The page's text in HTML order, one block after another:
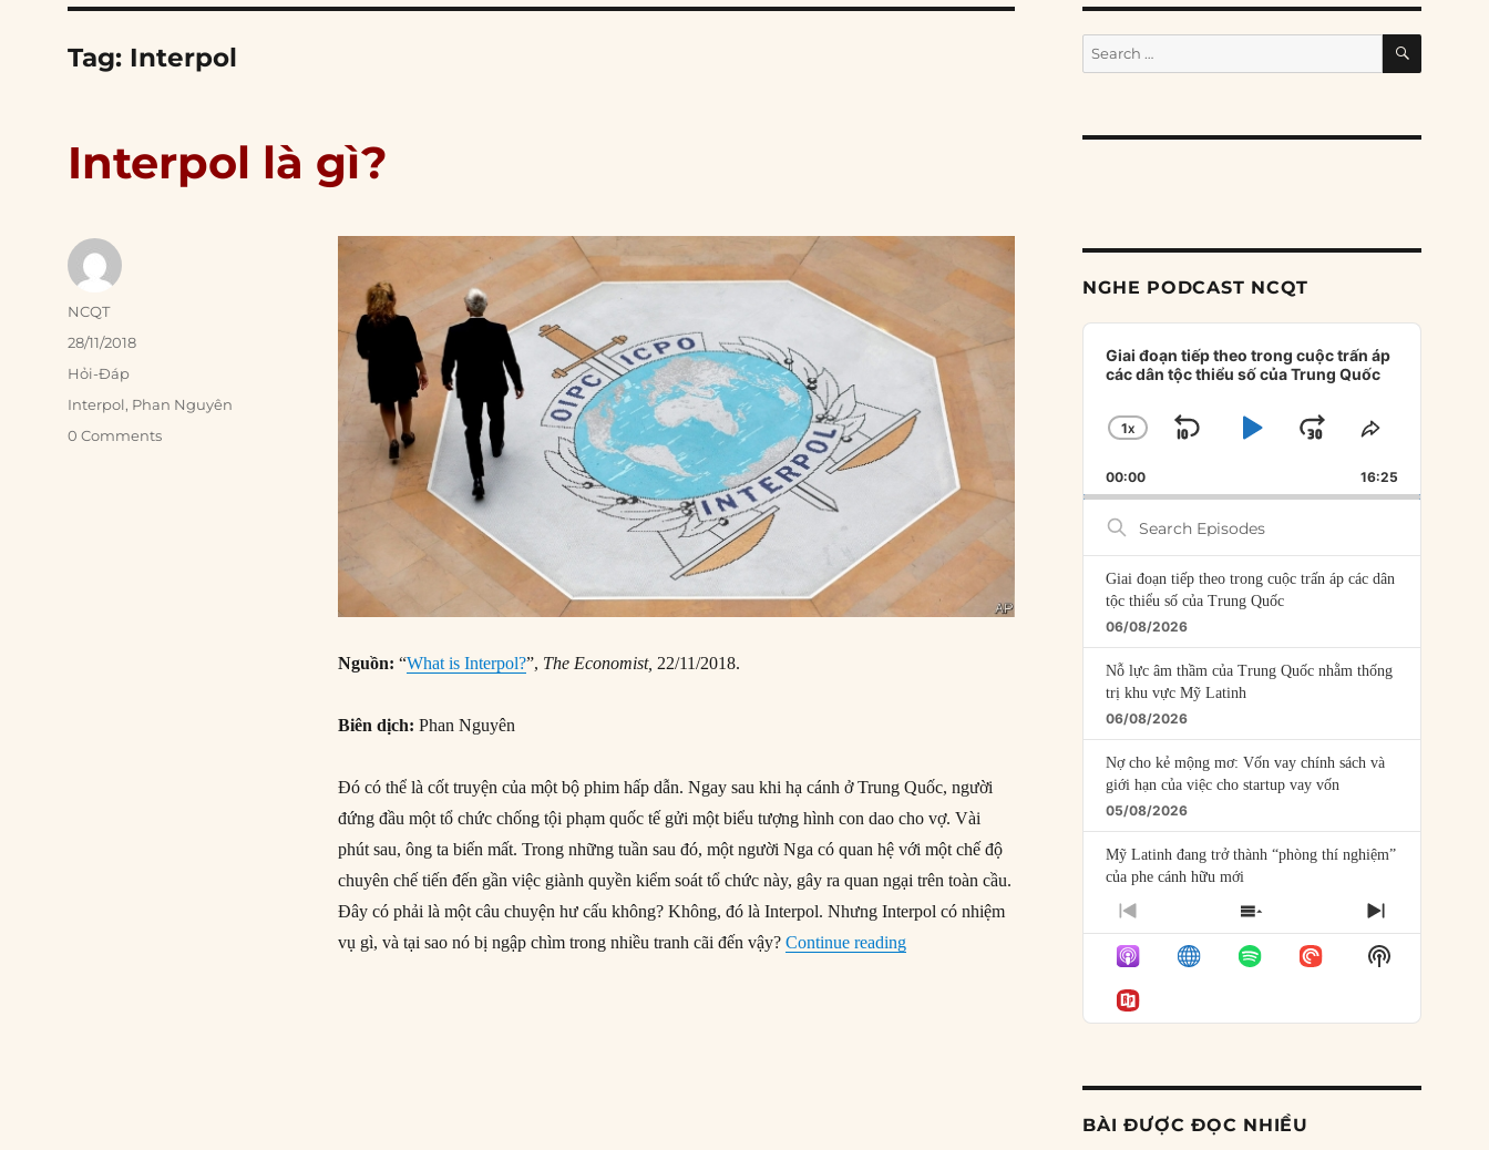
Tag: Interpol
Interpol là gì?
Nguồn:“What is Interpol?”, The Economist, 22/11/2018.
Biên dịch:Phan Nguyên
Đó có thể là cốt truyện của một bộ phim hấp dẫn. Ngay sau khi hạ cánh ở Trung Quốc, người
đứng đầu một tổ chức chống tội phạm quốc tế gửi một biểu tượng hình con dao cho vợ. Vài
phút sau, ông ta biến mất. Trong những tuần sau đó, một người Nga có quan hệ với một chế độ
chuyên chế tiến đến gần việc giành quyền kiểm soát tổ chức này, gây ra quan ngại trên toàn cầu.
Đây có phải là một câu chuyện hư cấu không? Không, đó là Interpol. Nhưng Interpol có nhiệm
vụ gì, và tại sao nó bị ngập chìm trong nhiều tranh cãi đến vậy?Continue reading“Interpol là gì?”
Author
NCQT
Posted
on
28/11/2018
Categories
Hỏi-Đáp
Tags
Interpol, Phan Nguyên
0 Comments
Search
for:
SEARCH
NGHE PODCAST NCQT
Audio
Player
Giai đoạn tiếp theo trong cuộc trấn áp
các dân tộc thiểu số của Trung Quốc
CHANGE
RATE
1X
SKIP
BACKWARD
PLAYJUMP
FORWARD
SHARE
EPISODE
00:00 16:25
Search
Episodes
Giai đoạn tiếp theo trong cuộc trấn áp các dân
tộc thiểu số của Trung Quốc
06/08/2026
Nỗ lực âm thầm của Trung Quốc nhằm thống
trị khu vực Mỹ Latinh
06/08/2026
Nợ cho kẻ mộng mơ: Vốn vay chính sách và
giới hạn của việc cho startup vay vốn
05/08/2026
Mỹ Latinh đang trở thành “phòng thí nghiệm”
của phe cánh hữu mới
04/08/2026
Tại sao Trung Quốc phủ nhận cuộc gặp với
Ngoại trưởng Nhật Bản?
04/08/2026
03/08/2026
Đặt cược vào thất bại: Các quỹ đầu tư mạo
PREVIOUS
EPISODE
SHOW
EPISODES
LIST
NEXT
EPISODE
Show
Podcast
BÀI ĐƯỢC ĐỌC NHIỀU